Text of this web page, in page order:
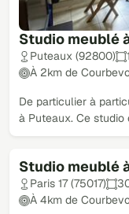
Studio meublé
Puteaux (92800)
À 2km de
De particulier à
à Puteaux. Ce
Studio meublé
Paris 17 (75017)
À 4km de